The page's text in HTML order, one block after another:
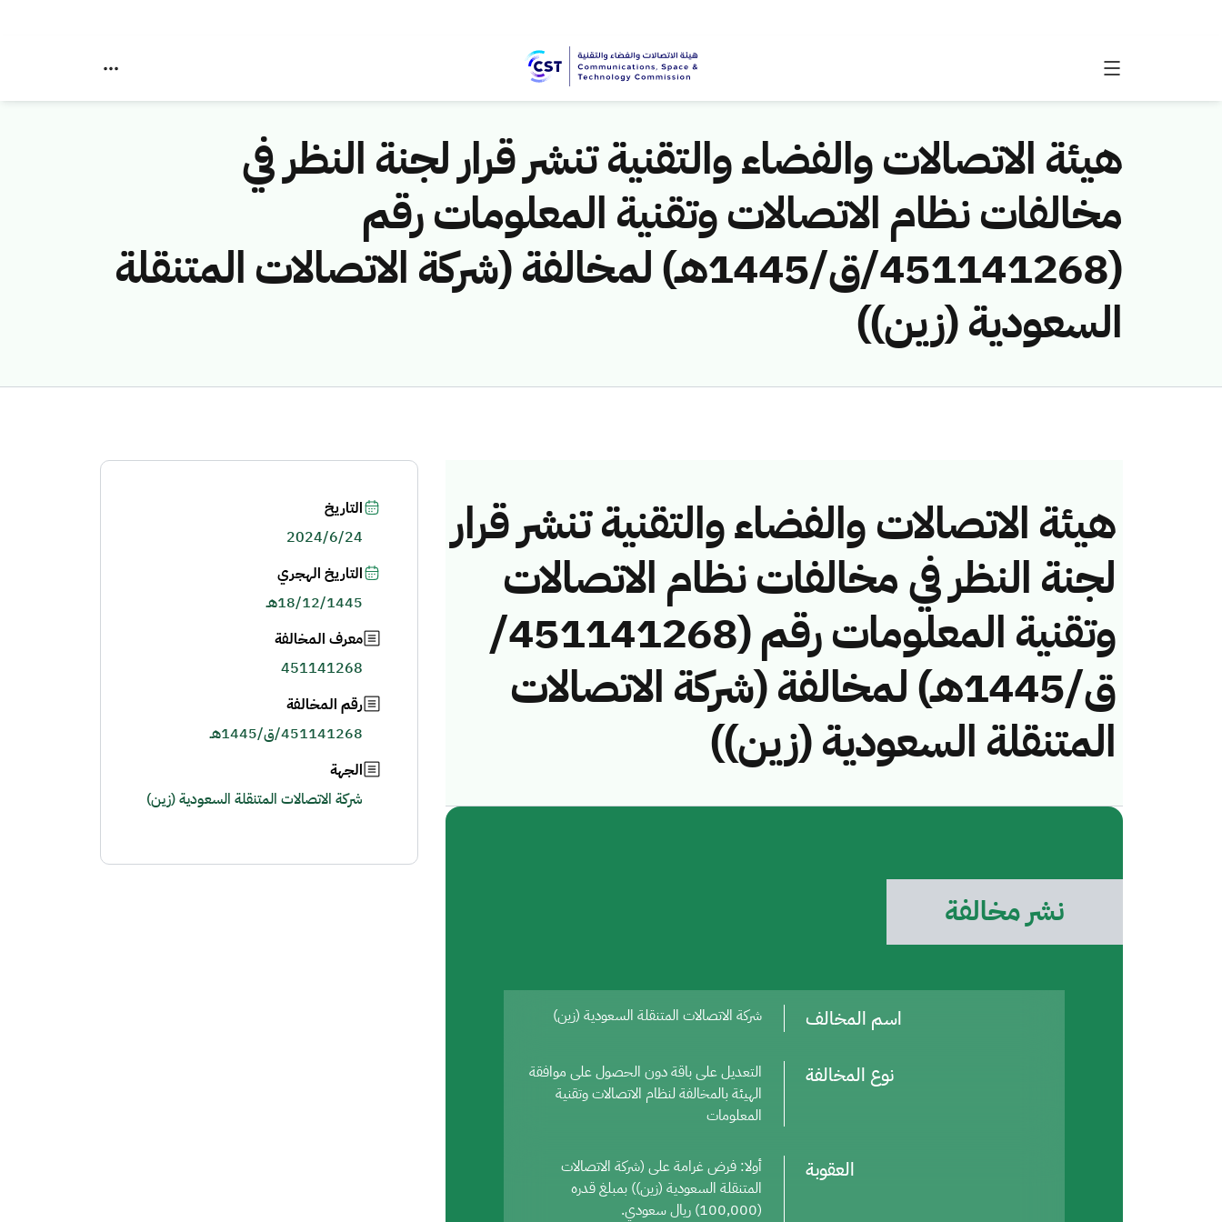
هيئة الاتصالات والفضاء والتقنية تنشر قرار لجنة النظر في
مخالفات نظام الاتصالات وتقنية المعلومات رقم
(451141268/ق/1445هـ) لمخالفة (شركة الاتصالات المتنقلة
السعودية (زين))
هيئة الاتصالات والفضاء والتقنية تنشر قرار
لجنة النظر في مخالفات نظام الاتصالات
وتقنية المعلومات رقم (451141268/
ق/1445هـ) لمخالفة (شركة الاتصالات
المتنقلة السعودية (زين))
نشر مخالفة
اسم المخالف شركة الاتصالات المتنقلة السعودية (زين)
نوع المخالفة
التعديل على باقة دون الحصول على موافقة
الهيئة بالمخالفة لنظام الاتصالات وتقنية
المعلومات
العقوبة
أولا: فرض غرامة على (شركة الاتصالات
المتنقلة السعودية (زين)) بمبلغ قدره
(100,000) ريال سعودي.
التاريخ
2024/6/24
التاريخ الهجري
18/12/1445هـ
معرف المخالفة
451141268
رقم المخالفة
451141268/ق/1445هـ
الجهة
شركة الاتصالات المتنقلة السعودية (زين)